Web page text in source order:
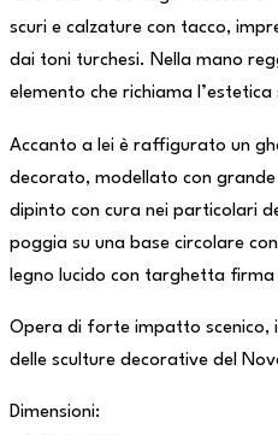
scuri e calzature con tacco,
dai toni turchesi. Nella mano
elemento che richiama
Accanto a lei è raffigurato un
decorato, modellato con
dipinto con cura nei particolari
poggia su una base circolare
legno lucido con targhetta firma
Opera di forte impatto scenico,
delle sculture decorative del
Dimensioni: